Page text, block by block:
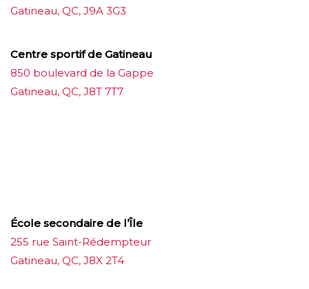
Gatineau, QC, J9A 3G3
Centre sportif de Gatineau
850 boulevard de la Gappe
Gatineau, QC, J8T 7T7
École secondaire de l’Île
255 rue Saint-Rédempteur
Gatineau, QC, J8X 2T4